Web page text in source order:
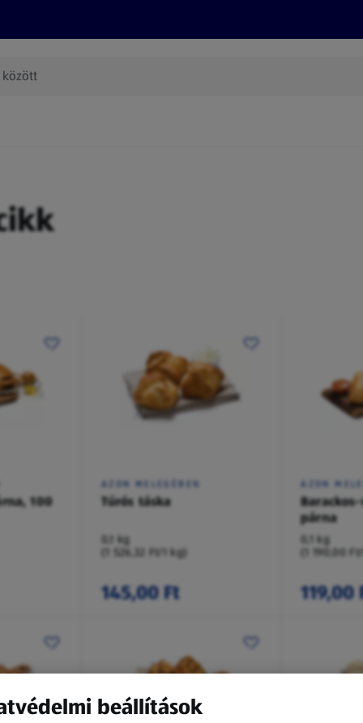
100
AZON MELEGÉBEN
Túrós táska
0,1 kg
(1 526,32 Ft/1 kg)
145,00 Ft
AZON
párna
0,1 kg
(1 190,00
119,00
beállítások